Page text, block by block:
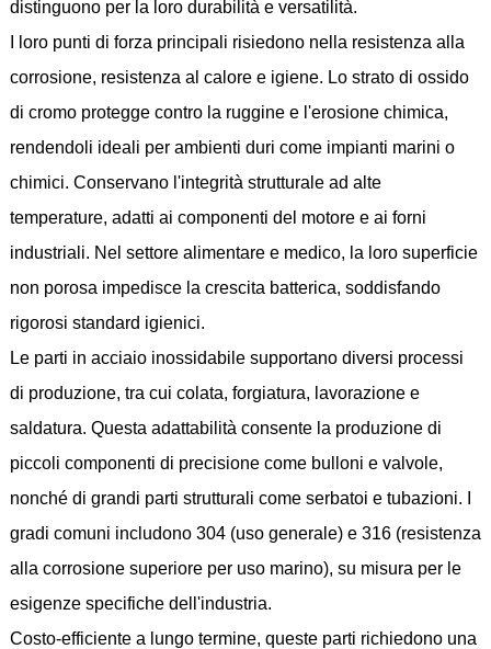
distinguono per la loro durabilità e versatilità.
I loro punti di forza principali risiedono nella resistenza alla
corrosione, resistenza al calore e igiene. Lo strato di ossido
di cromo protegge contro la ruggine e l'erosione chimica,
rendendoli ideali per ambienti duri come impianti marini o
chimici. Conservano l'integrità strutturale ad alte
temperature, adatti ai componenti del motore e ai forni
industriali. Nel settore alimentare e medico, la loro superficie
non porosa impedisce la crescita batterica, soddisfando
rigorosi standard igienici.
Le parti in acciaio inossidabile supportano diversi processi
di produzione, tra cui colata, forgiatura, lavorazione e
saldatura. Questa adattabilità consente la produzione di
piccoli componenti di precisione come bulloni e valvole,
nonché di grandi parti strutturali come serbatoi e tubazioni. I
gradi comuni includono 304 (uso generale) e 316 (resistenza
alla corrosione superiore per uso marino), su misura per le
esigenze specifiche dell'industria.
Costo-efficiente a lungo termine, queste parti richiedono una